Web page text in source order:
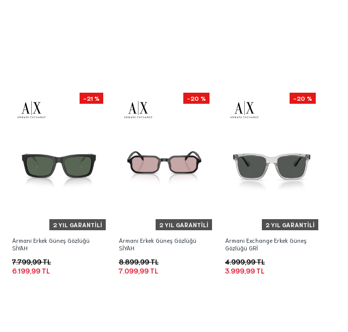
2 YIL GARANTILI
-21 %
Armani Erkek Güneş Gözlüğü
SİYAH
6.199,99 TL
7.799,99 TL
2 YIL GARANTILI
-20 %
Armani Erkek Güneş Gözlüğü
SİYAH
7.099,99 TL
8.899,99 TL
2 YIL GARANTILI
-20 %
Armani Exchange Erkek Güneş
Gözlüğü GRİ
3.999,99 TL
4.999,99 TL